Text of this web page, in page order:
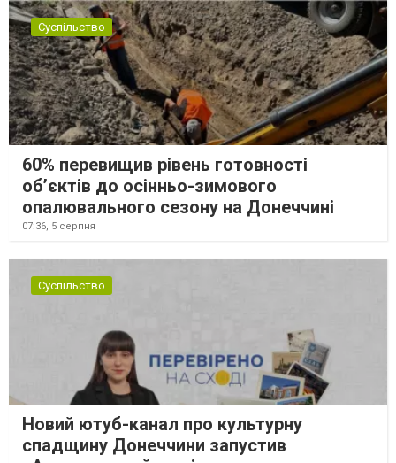
Суспільство
60% перевищив рівень готовності
об’єктів до осінньо-зимового
опалювального сезону на Донеччині
07:36, 5 серпня
Суспільство
Новий ютуб-канал про культурну
спадщину Донеччини запустив